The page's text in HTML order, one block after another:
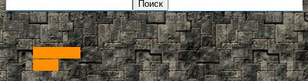
РИА Астрахань ЖКХ В районе Эллинга дома астраханцев
оставят без горячей воды